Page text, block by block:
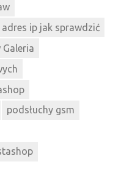
ip jak sprawdzić
podsłuchy gsm